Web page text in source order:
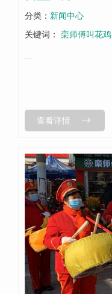
分类： 新闻中心
关键词：
栾师傅叫花鸡
查看详情